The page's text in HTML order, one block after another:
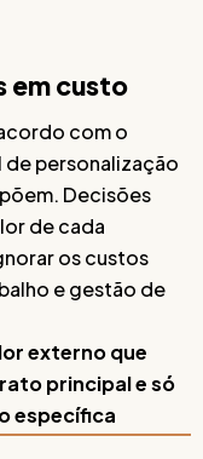
em custo
com o
de personalização
Decisões
de cada
os custos
e gestão de
externo que
principal e só
específica